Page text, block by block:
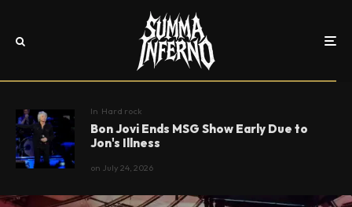
In Hard rock
Bon Jovi Ends MSG Show Early Due to
Jon's Illness
on July 24, 2026